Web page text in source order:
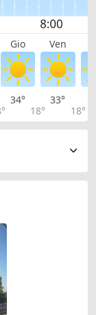
Gio Ven
34°
18°
33°
18°